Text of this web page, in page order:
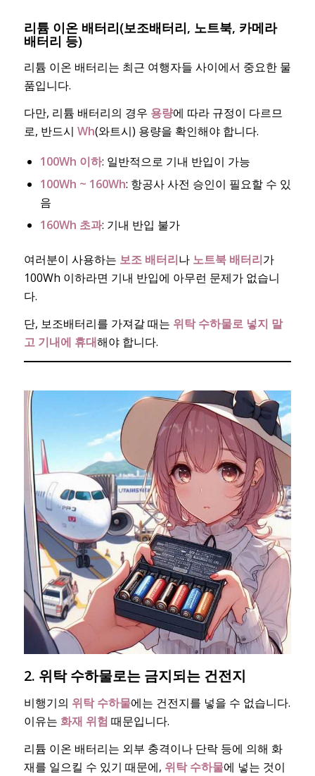
리튬 이온 배터리(보조배터리, 노트북, 카메라
배터리 등)
리튬 이온 배터리는 최근 여행자들 사이에서 중요한 물
품입니다.
다만, 리튬 배터리의 경우 용량에 따라 규정이 다르므
로, 반드시 Wh(와트시) 용량을 확인해야 합니다.
100Wh 이하: 일반적으로 기내 반입이 가능
100Wh ~ 160Wh: 항공사 사전 승인이 필요할 수 있
음
160Wh 초과: 기내 반입 불가
여러분이 사용하는 보조 배터리나 노트북 배터리가
100Wh 이하라면 기내 반입에 아무런 문제가 없습니
다.
단, 보조배터리를 가져갈 때는 위탁 수하물로 넣지 말
고 기내에 휴대해야 합니다.
2. 위탁 수하물로는 금지되는 건전지
비행기의 위탁 수하물에는 건전지를 넣을 수 없습니다.
이유는 화재 위험 때문입니다.
리튬 이온 배터리는 외부 충격이나 단락 등에 의해 화
재를 일으킬 수 있기 때문에, 위탁 수하물에 넣는 것이